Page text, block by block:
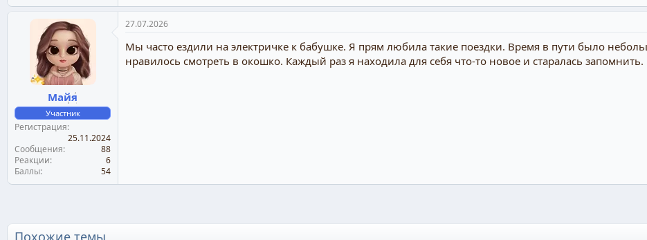
Майя
Участник
Регистрация
25.11.2024
Сообщения
88
Реакции
6
Баллы
54
27.07.2026
Мы часто ездили на электричке к бабушке. Я прям любила такие поездки. Время в пути было
нравилось смотреть в окошко. Каждый раз я находила для себя что-то новое и старалась запомнить.
Похожие темы